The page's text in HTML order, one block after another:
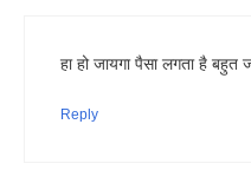
हा हो जायगा पैसा लगता है बहुत
Reply